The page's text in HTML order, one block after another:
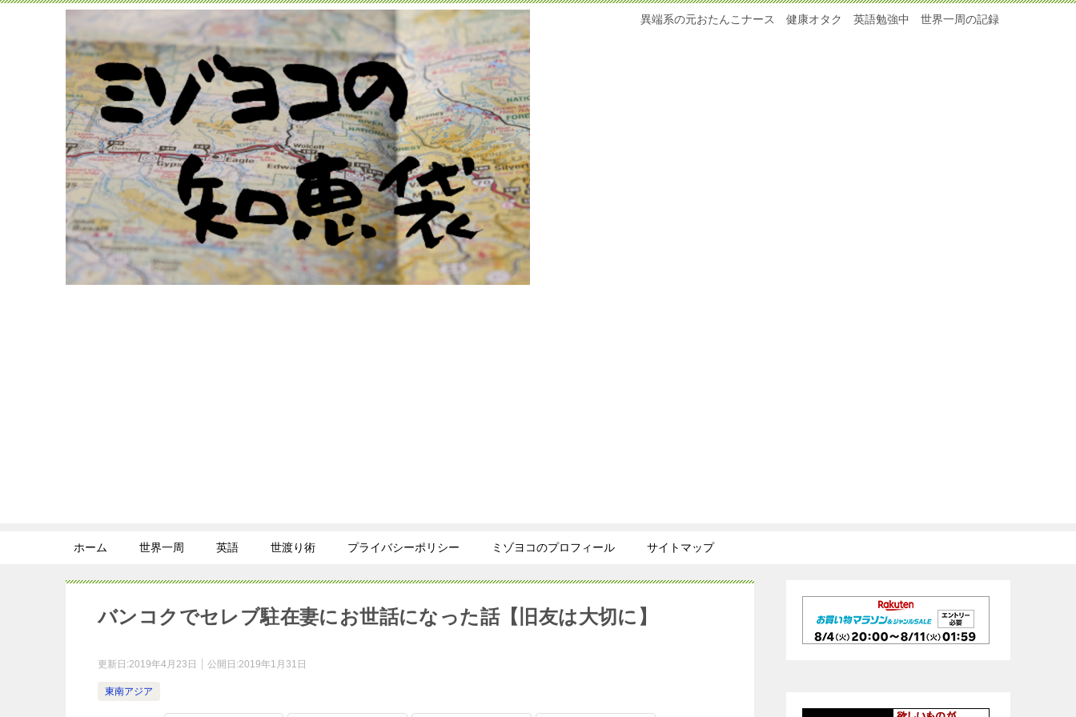
異端系の元おたんこナース 健康オタク 英語勉強中 世界一周の記録
ホーム 世界一周 英語 世渡り術 プライバシーポリシー ミゾヨコのプロフィール サイトマップ
バンコクでセレブ駐在妻にお世話になった話【旧友は大切に】
更新日:2019年4月23日 公開日:2019年1月31日
東南アジア